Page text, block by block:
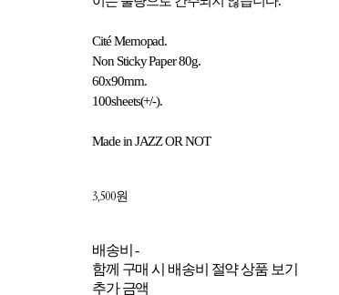
Cité Memopad.
Non Sticky Paper 80g.
60x90mm.
100sheets(+/-).
Made in JAZZ OR NOT
3,500원
배송비-
함께 구매 시 배송비 절약 상품 보기
추가 금액